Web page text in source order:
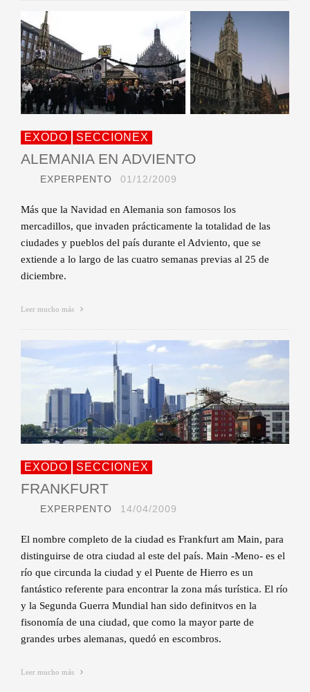
EXODO SECCIONEX
ALEMANIA EN ADVIENTO
EXPERPENTO 01/12/2009
Más que la Navidad en Alemania son famosos los
mercadillos, que invaden prácticamente la totalidad de las
ciudades y pueblos del país durante el Adviento, que se
extiende a lo largo de las cuatro semanas previas al 25 de
diciembre.
Leer mucho más
EXODO SECCIONEX
FRANKFURT
EXPERPENTO 14/04/2009
El nombre completo de la ciudad es Frankfurt am Main, para
distinguirse de otra ciudad al este del país. Main -Meno- es el
río que circunda la ciudad y el Puente de Hierro es un
fantástico referente para encontrar la zona más turística. El río
y la Segunda Guerra Mundial han sido definitvos en la
fisonomía de una ciudad, que como la mayor parte de
grandes urbes alemanas, quedó en escombros.
Leer mucho más